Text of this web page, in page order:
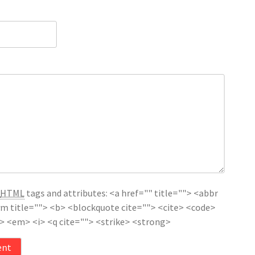
HTML tags and attributes: <a href="" title=""> <abbr
title=""> <b> <blockquote cite=""> <cite> <code>
<em> <i> <q cite=""> <strike> <strong>